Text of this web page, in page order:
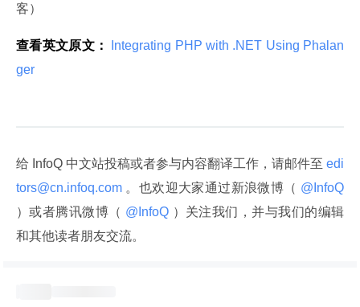
客）
查看英文原文：
Integrating PHP with .NET Using Phalan
ger
给 InfoQ 中文站投稿或者参与内容翻译工作，请邮件至 edi
tors@cn.infoq.com 。也欢迎大家通过新浪微博（
）或者腾讯微博（ @InfoQ ）关注我们，并与我们的编辑
和其他读者朋友交流。